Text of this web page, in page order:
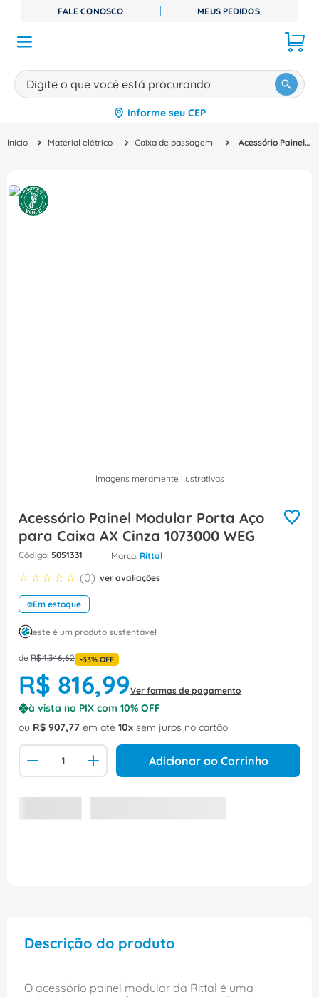
FALE CONOSCO MEUS PEDIDOS
Digite o que você está procurando
Informe seu CEP
Material elétrico Caixa de passagem Acessório Painel Modular Porta Aço para Caixa AX Cinza 1073000 WEG
Imagens meramente ilustrativas
Acessório Painel Modular Porta Aço
para Caixa AX Cinza 1073000 WEG
: 5051331 Rittal
☆ ☆ ☆ ☆ ☆ (0) ver avaliações
Em estoque
este é um produto sustentável
de R$ 1.346,62 -33% OFF
R$ 816,99Ver formas de pagamento
à vista no PIX com 10% OFF
ou R$ 907,77 em até 10 sem juros no cartão
Adicionar ao Carrinho
Descrição do produto
O acessório painel modular da Rittal é uma
TERMOS MAIS BUSCADOS
º disjuntor
3º